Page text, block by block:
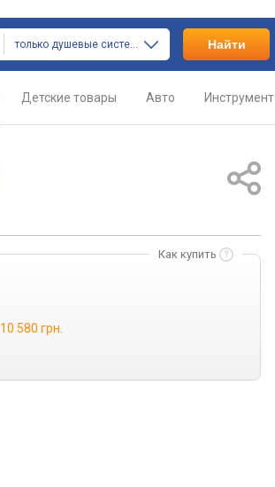
только душевые системы Найти
Детские товары Авто Инструмент
Как купить
10 580 грн.